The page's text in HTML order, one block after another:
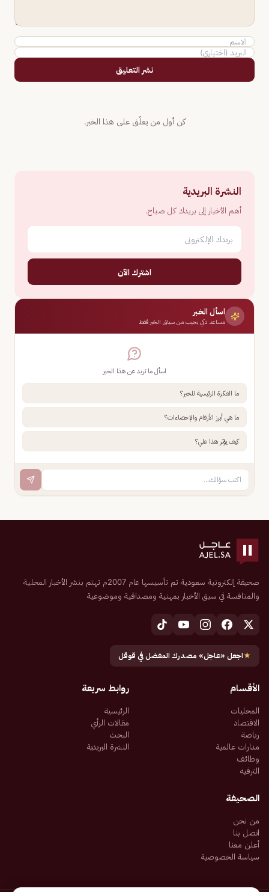
نشر التعليق
كن أول من يعلّق على هذا الخبر.
النشرة البريدية
أهم الأخبار إلى بريدك كل صباح.
اشترك الآن
اسأل الخبر
مساعد ذكي يجيب من سياق الخبر فقط
اسأل ما تريد عن هذا الخبر
ما الفكرة الرئيسية للخبر؟
ما هي أبرز الأرقام والإحصاءات؟
كيف يؤثر هذا علي؟
صحيفة إلكترونية سعودية تم تأسيسها عام 2007م تهتم بنشر الأخبار المحلية
والمنافسة في سبق الأخبار بمهنية ومصداقية وموضوعية
★اجعل «عاجل» مصدرك المفضل في قوقل
الأقسام
المحليات
الاقتصاد
رياضة
مدارات عالمية
وظائف
الترفيه
روابط سريعة
الرئيسية
مقالات الرأي
البحث
النشرة البريدية
الصحيفة
من نحن
اتصل بنا
أعلن معنا
سياسة الخصوصية